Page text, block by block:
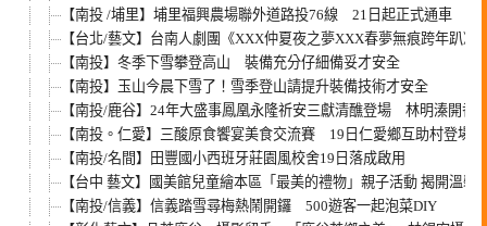
【南投 /埔里】埔里福興農場聯外道路投76線 21日起正式通車
【台北/藝文】台南人劇團《XXX仲夏夜之夢XXX春夢無痕跨年趴》
【南投】冬季下雪攀登高山 裝備充分仔細備妥才安全
【南投】玉山今晨下雪了！雪季登山請提升裝備技術才安全
【南投/鹿谷】24年大盛事鳳凰永隆祈安三獻清醮登場 林明溱開香
【南投。仁愛】三酸原食饗宴美食交流賽 19日仁愛鄉互助村登場
【南投/名間】田豐國小西班牙莊園風校舍19日落成啟用
【台中 藝文】國美館兒童繪本區「最美的禮物」親子活動 揭開溫馨
【南投/信義】信義踏雪尋梅熱鬧開鑼 500遊客一起泡菜DIY